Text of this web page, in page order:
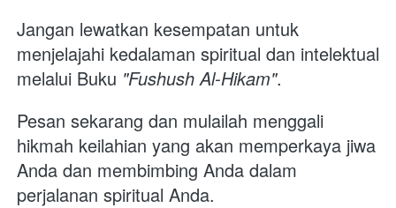
Jangan lewatkan kesempatan untuk
menjelajahi kedalaman spiritual dan intelektual
melalui Buku "Fushush Al-Hikam".
Pesan sekarang dan mulailah menggali
hikmah keilahian yang akan memperkaya jiwa
Anda dan membimbing Anda dalam
perjalanan spiritual Anda.